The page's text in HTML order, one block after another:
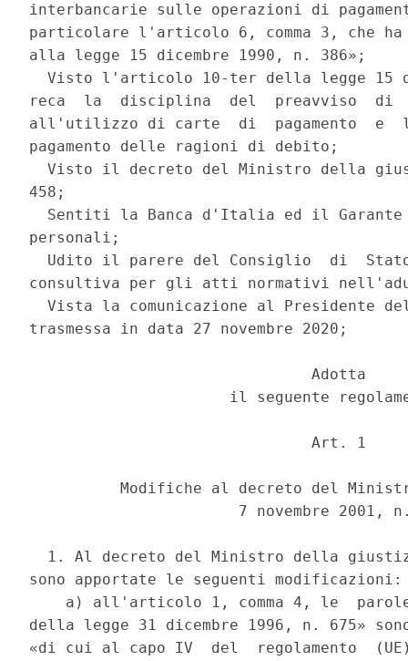
interbancarie sulle operazioni di
particolare l'articolo 6, comma 3, che
alla legge 15 dicembre 1990, n. 386»;
Visto l'articolo 10-ter della legge 15
reca  la  disciplina  del  preavviso  di
all'utilizzo di carte  di  pagamento  e
pagamento delle ragioni di debito;
Visto il decreto del Ministro della
458;
Sentiti la Banca d'Italia ed il
personali;
Udito il parere del Consiglio  di
consultiva per gli atti normativi
Vista la comunicazione al Presidente
trasmessa in data 27 novembre 2020;
                               Adotta
il seguente
                               Art. 1
Modifiche al decreto del
7 novembre 2001,
1. Al decreto del Ministro della
sono apportate le seguenti
a) all'articolo 1, comma 4, le
della legge 31 dicembre 1996, n. 675»
«di cui al capo IV  del  regolamento